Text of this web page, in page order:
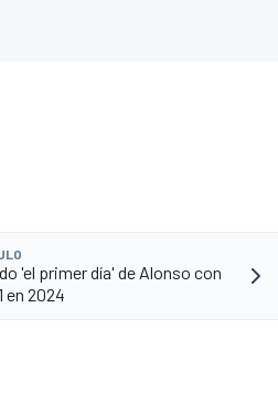
'el primer día' de Alonso con
en 2024